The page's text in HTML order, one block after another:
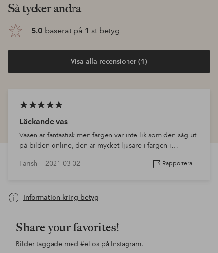
Så tycker andra
5.0 baserat på 1 st betyg
Visa alla recensioner (1)
Läckande vas
Vasen är fantastisk men färgen var inte lik som den såg ut
på bilden online, den är mycket ljusare i färgen i
Farish — 2021-03-02 Rapportera
Information kring betyg
Share your favorites!
Bilder taggade med #ellos på Instagram.